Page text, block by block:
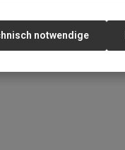
notwendige